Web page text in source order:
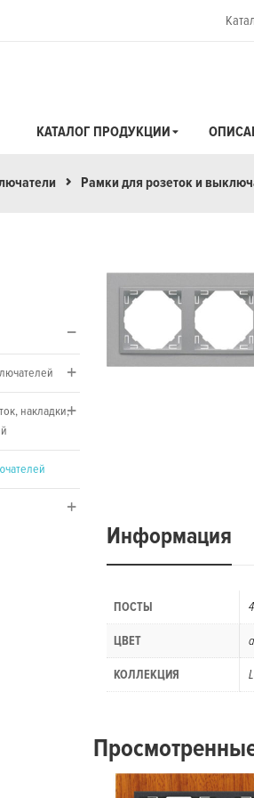
КАТАЛОГ ПРОДУКЦИИ
Рамки для розеток и
накладки,
Информация
ПОСТЫ 4
ЦВЕТ
КОЛЛЕКЦИЯ